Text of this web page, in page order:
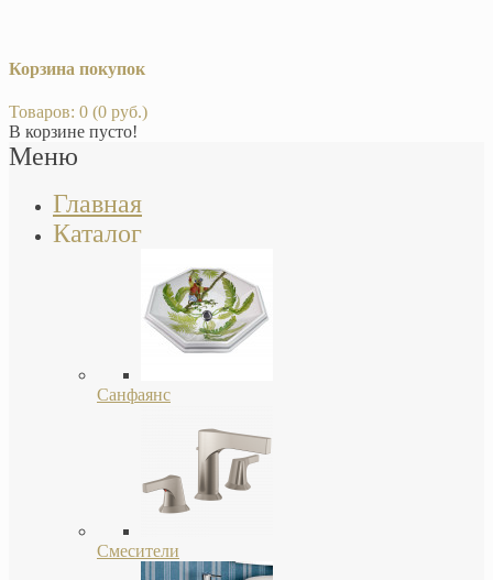
Корзина покупок
Товаров: 0 (0 руб.)
В корзине пусто!
Меню
Главная
Каталог
Санфаянс
Смесители